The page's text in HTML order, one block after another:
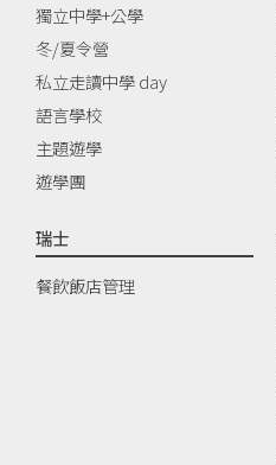
獨立中學+公學
冬/夏令營
私立走讀中學 day
語言學校
主題遊學
遊學團
瑞士
餐飲飯店管理